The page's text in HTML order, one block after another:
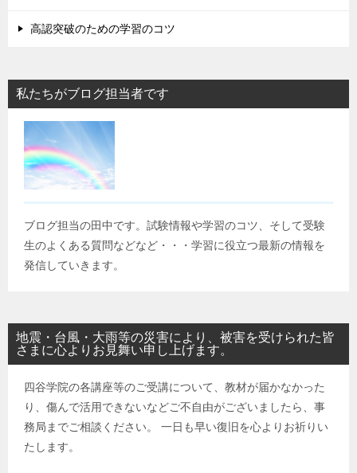
高認突破のための学習のコツ
私たちがブログ担当者です
ブログ担当の田中です。試験情報や学習のコツ、そして受験
生のよくある質問などなど・・・学習に役立つ最新の情報を
発信していきます。
地震・台風・大雨等の災害により、被害を受けられた皆
さまに心よりお見舞い申し上げます。
四谷学院の各講座等のご受講について、教材が届かなかった
り、傷んで活用できないなどご不自由がございましたら、事
務局までご相談ください。 一日も早い復旧を心よりお祈りい
たします。